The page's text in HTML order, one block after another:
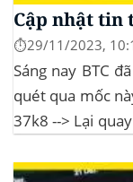
Cập nhật tin
⏱️29/11/2023,
Sáng nay BTC
quét qua mốc
37k8 --> Lại
một nửa Bitcoin